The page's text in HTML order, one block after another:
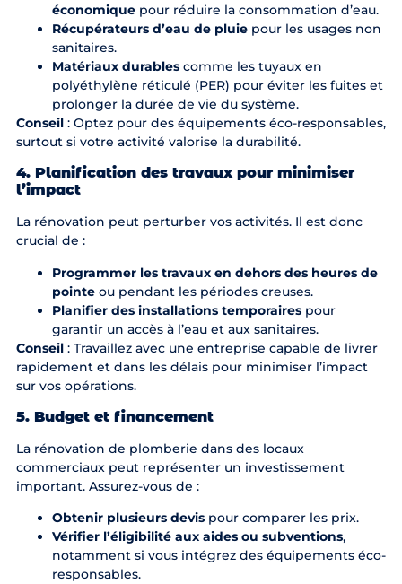
économiquepour réduire la consommation d’eau.
Récupérateurs d’eau de pluiepour les usages non
sanitaires.
Matériaux durablescomme les tuyaux en
polyéthylène réticulé (PER) pour éviter les fuites et
prolonger la durée de vie du système.
Conseil: Optez pour des équipements éco-responsables,
surtout si votre activité valorise la durabilité.
4. Planification des travaux pour minimiser
l’impact
La rénovation peut perturber vos activités. Il est donc
crucial de :
Programmer les travaux en dehors des heures de
pointeou pendant les périodes creuses.
Planifier des installations temporairespour
garantir un accès à l’eau et aux sanitaires.
Conseil: Travaillez avec une entreprise capable de livrer
rapidement et dans les délais pour minimiser l’impact
sur vos opérations.
5. Budget et financement
La rénovation de plomberie dans des locaux
commerciaux peut représenter un investissement
important. Assurez-vous de :
Obtenir plusieurs devispour comparer les prix.
Vérifier l’éligibilité aux aides ou subventions,
notamment si vous intégrez des équipements éco-
responsables.